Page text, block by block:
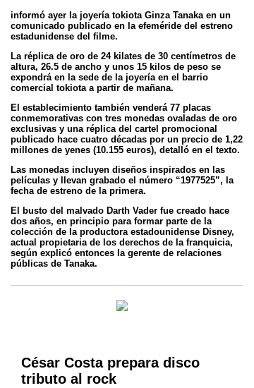
informó ayer la joyería tokiota Ginza Tanaka en un
comunicado publicado en la efeméride del estreno
estadunidense del filme.
La réplica de oro de 24 kilates de 30 centímetros de
altura, 26.5 de ancho y unos 15 kilos de peso se
expondrá en la sede de la joyería en el
barrio
comercial tokiota a partir de mañana.
El establecimiento también venderá 77 placas
conmemorativas con tres monedas ovaladas de oro
exclusivas y una réplica del cartel promocional
publicado hace cuatro décadas por un precio de 1,22
millones de yenes (10.155 euros), detalló en el texto.
Las monedas incluyen diseños inspirados en las
películas y llevan grabado el número “1977525”, la
fecha de estreno de la primera.
El busto del malvado Darth Vader fue creado hace
dos años, en principio para formar parte de la
colección de la productora estadounidense Disney,
actual propietaria de los derechos de la franquicia,
según explicó entonces la gerente de relaciones
públicas de Tanaka.
César Costa prepara disco
tributo al rock